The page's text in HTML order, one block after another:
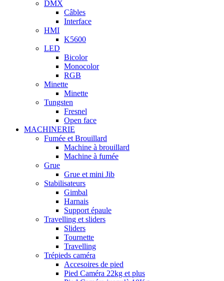
DMX
Câbles
Interface
HMI
K5600
LED
Bicolor
Monocolor
RGB
Minette
Minette
Tungsten
Fresnel
Open face
MACHINERIE
Fumée et Brouillard
Machine à brouillard
Machine à fumée
Grue
Grue et mini Jib
Stabilisateurs
Gimbal
Harnais
Support épaule
Travelling et sliders
Sliders
Tournette
Travelling
Trépieds caméra
Accesoires de pied
Pied Caméra 22kg et plus